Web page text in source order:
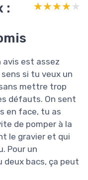
:
★★★★★
★★★★★
avis est assez
si tu veux un
mettre trop
défauts. On sent
en face, tu as
de pomper à la
le gravier et qui
Pour un
deux bacs, ça peut